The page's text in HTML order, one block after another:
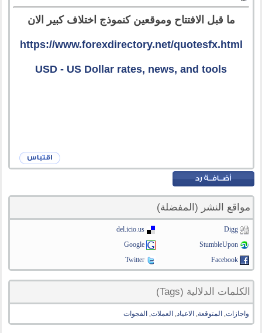
ما قبل الافتتاح وموقعين كنموذج اختلاف كبير الان
https://www.forexdirectory.net/quotesfx.html
USD - US Dollar rates, news, and tools
مواقع النشر (المفضلة)
Digg
del.icio.us
StumbleUpon
Google
Facebook
Twitter
الكلمات الدلالية (Tags)
واجازات, المتوقعة, الاعياد, العملات, الفجوات